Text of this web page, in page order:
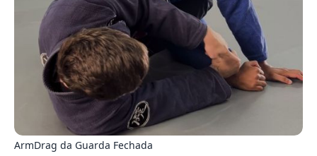
ArmDrag da Guarda Fechada